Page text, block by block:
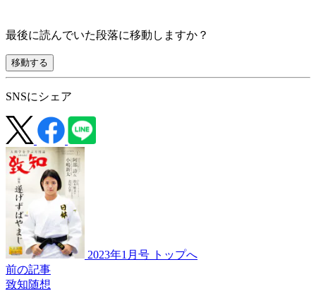
最後に読んでいた段落に移動しますか？
移動する
SNSにシェア
2023年1月号 トップへ
前の記事
致知随想